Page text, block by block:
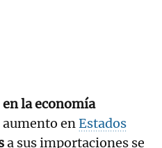
la economía
enEstados
a sus importaciones se